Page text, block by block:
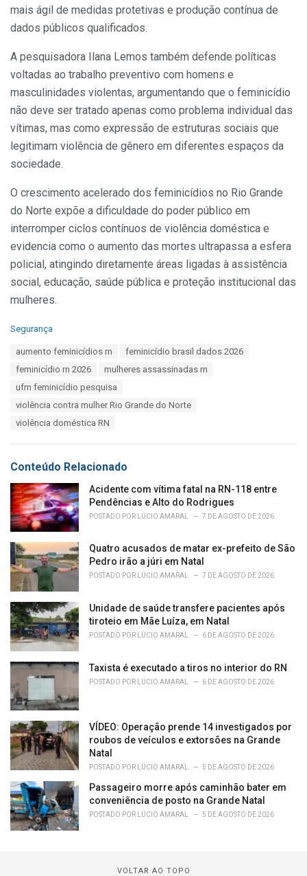
mais ágil de medidas protetivas e produção contínua de
dados públicos qualificados.
A pesquisadora Ilana Lemos também defende políticas
voltadas ao trabalho preventivo com homens e
masculinidades violentas, argumentando que o feminicídio
não deve ser tratado apenas como problema individual das
vítimas, mas como expressão de estruturas sociais que
legitimam violência de gênero em diferentes espaços da
sociedade.
O crescimento acelerado dos feminicídios no Rio Grande
do Norte expõe a dificuldade do poder público em
interromper ciclos contínuos de violência doméstica e
evidencia como o aumento das mortes ultrapassa a esfera
policial, atingindo diretamente áreas ligadas à assistência
social, educação, saúde pública e proteção institucional das
mulheres.
C
Segurança
aumento feminicídios rn
feminicídio brasil dados 2026
feminicídio rn 2026
mulheres assassinadas rn
ufrn feminicídio pesquisa
violência contra mulher Rio Grande do Norte
violência doméstica RN
Conteúdo Relacionado
Acidente com vítima fatal na RN-118 entre
Pendências e Alto do Rodrigues
POSTADO POR LÚCIO AMARAL 7 DE AGOSTO DE 2026
Quatro acusados de matar ex-prefeito de São
Pedro irão a júri em Natal
POSTADO POR LÚCIO AMARAL 7 DE AGOSTO DE 2026
Unidade de saúde transfere pacientes após
tiroteio em Mãe Luíza, em Natal
POSTADO POR LÚCIO AMARAL 6 DE AGOSTO DE 2026
Taxista é executado a tiros no interior do RN
POSTADO POR LÚCIO AMARAL 6 DE AGOSTO DE 2026
VÍDEO: Operação prende 14 investigados por
roubos de veículos e extorsões na Grande
Natal
POSTADO POR LÚCIO AMARAL 5 DE AGOSTO DE 2026
Passageiro morre após caminhão bater em
conveniência de posto na Grande Natal
POSTADO POR LÚCIO AMARAL 5 DE AGOSTO DE 2026
VOLTAR AO TOPO